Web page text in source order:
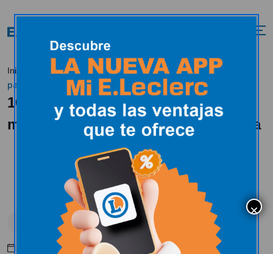
Inicio Tendencias Alimentación
10 ideas sencillas
para consumir más frutas y verduras en tu día a día
10 ideas sencillas para consumir
más frutas y verduras en tu día a día
Alimentación
Enero 15, 2019